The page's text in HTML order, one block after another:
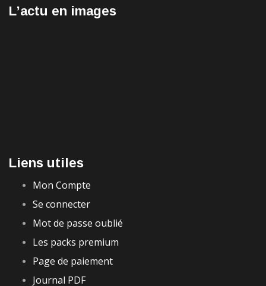
L’actu en images
Liens utiles
Mon Compte
Se connecter
Mot de passe oublié
Les packs premium
Page de paiement
Journal PDF